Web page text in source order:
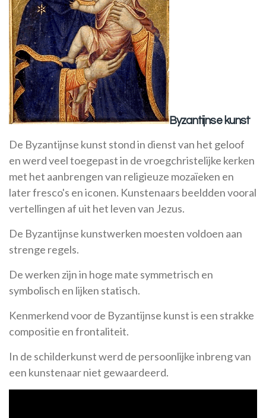
Byzantijnse kunst
De Byzantijnse kunst stond in dienst van het geloof
en werd veel toegepast in de vroegchristelijke kerken
met het aanbrengen van religieuze mozaïeken en
later fresco's en iconen. Kunstenaars beeldden vooral
vertellingen af uit het leven van Jezus.
De Byzantijnse kunstwerken moesten voldoen aan
strenge regels.
De werken zijn in hoge mate symmetrisch en
symbolisch en lijken statisch.
Kenmerkend voor de Byzantijnse kunst is een strakke
compositie en frontaliteit.
In de schilderkunst werd de persoonlijke inbreng van
een kunstenaar niet gewaardeerd.